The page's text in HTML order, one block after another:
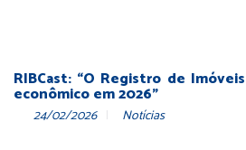
RIBCast: “O Registro de
econômico em 2026”
24/02/2026 Notícias